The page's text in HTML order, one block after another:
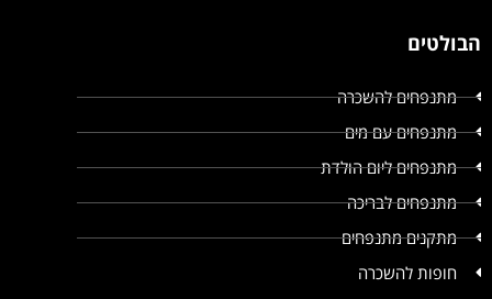
הבולטים
מתנפחים להשכרה
מתנפחים עם מים
מתנפחים ליום הולדת
מתנפחים לבריכה
מתקנים מתנפחים
חופות להשכרה